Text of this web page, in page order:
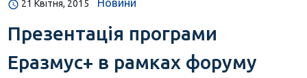
21 Квітня, 2015 Новини
Презентація програми
Еразмус+ в рамках форуму